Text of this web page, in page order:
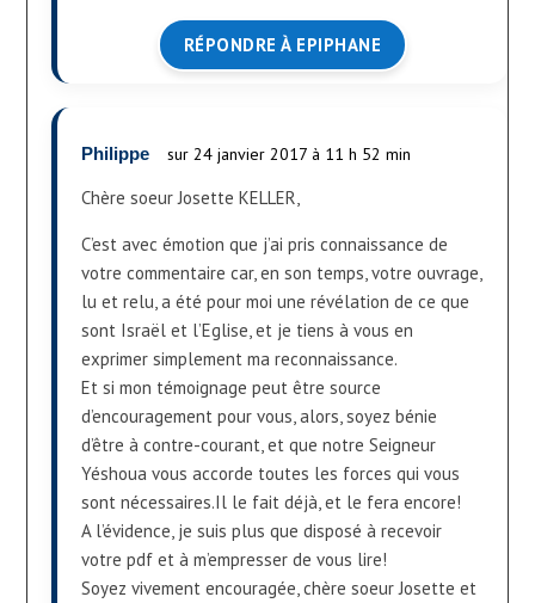
RÉPONDRE À EPIPHANE
Philippe sur 24 janvier 2017 à 11 h 52 min
Chère soeur Josette KELLER,
C’est avec émotion que j’ai pris connaissance de
votre commentaire car, en son temps, votre ouvrage,
lu et relu, a été pour moi une révélation de ce que
sont Israël et l’Eglise, et je tiens à vous en
exprimer simplement ma reconnaissance.
Et si mon témoignage peut être source
d’encouragement pour vous, alors, soyez bénie
d’être à contre-courant, et que notre Seigneur
Yéshoua vous accorde toutes les forces qui vous
sont nécessaires.Il le fait déjà, et le fera encore!
A l’évidence, je suis plus que disposé à recevoir
votre pdf et à m’empresser de vous lire!
Soyez vivement encouragée, chère soeur Josette et